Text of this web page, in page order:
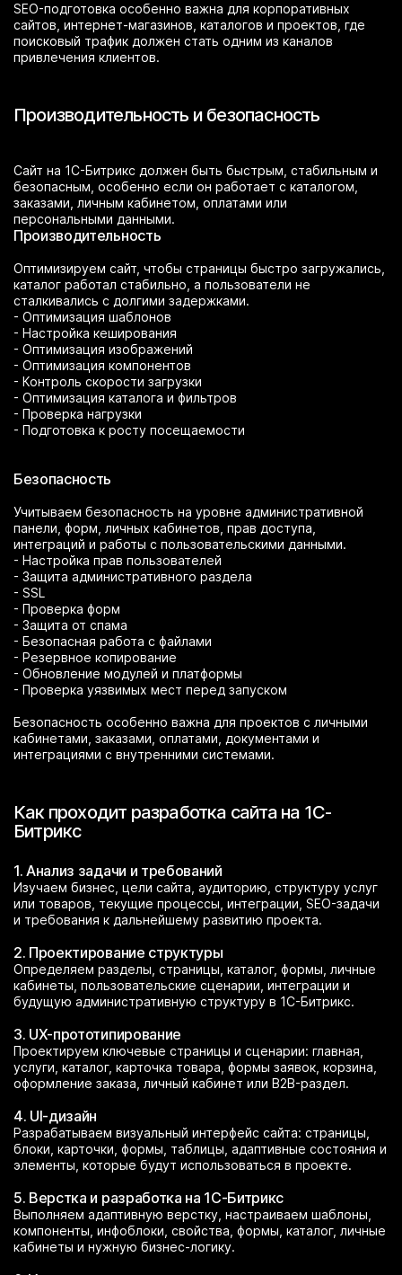
SEO-подготовка особенно важна для корпоративных
сайтов, интернет-магазинов, каталогов и проектов, где
поисковый трафик должен стать одним из каналов
привлечения клиентов.
Производительность и безопасность
Сайт на 1С-Битрикс должен быть быстрым, стабильным и
безопасным, особенно если он работает с каталогом,
заказами, личным кабинетом, оплатами или
персональными данными.
Производительность
Оптимизируем сайт, чтобы страницы быстро загружались,
каталог работал стабильно, а пользователи не
сталкивались с долгими задержками.
- Оптимизация шаблонов
- Настройка кеширования
- Оптимизация изображений
- Оптимизация компонентов
- Контроль скорости загрузки
- Оптимизация каталога и фильтров
- Проверка нагрузки
- Подготовка к росту посещаемости
Безопасность
Учитываем безопасность на уровне административной
панели, форм, личных кабинетов, прав доступа,
интеграций и работы с пользовательскими данными.
- Настройка прав пользователей
- Защита административного раздела
- SSL
- Проверка форм
- Защита от спама
- Безопасная работа с файлами
- Резервное копирование
- Обновление модулей и платформы
- Проверка уязвимых мест перед запуском
Безопасность особенно важна для проектов с личными
кабинетами, заказами, оплатами, документами и
интеграциями с внутренними системами.
Как проходит разработка сайта на 1С-
Битрикс
1. Анализ задачи и требований
Изучаем бизнес, цели сайта, аудиторию, структуру услуг
или товаров, текущие процессы, интеграции, SEO-задачи
и требования к дальнейшему развитию проекта.
2. Проектирование структуры
Определяем разделы, страницы, каталог, формы, личные
кабинеты, пользовательские сценарии, интеграции и
будущую административную структуру в 1С-Битрикс.
3. UX-прототипирование
Проектируем ключевые страницы и сценарии: главная,
услуги, каталог, карточка товара, формы заявок, корзина,
оформление заказа, личный кабинет или B2B-раздел.
4. UI-дизайн
Разрабатываем визуальный интерфейс сайта: страницы,
блоки, карточки, формы, таблицы, адаптивные состояния и
элементы, которые будут использоваться в проекте.
5. Верстка и разработка на 1С-Битрикс
Выполняем адаптивную верстку, настраиваем шаблоны,
компоненты, инфоблоки, свойства, формы, каталог, личные
кабинеты и нужную бизнес-логику.